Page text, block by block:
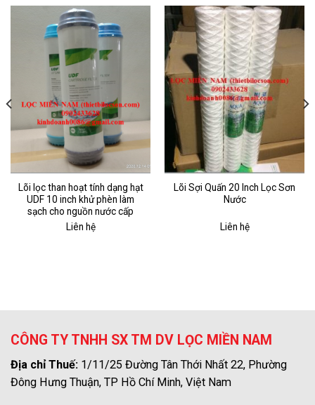
Lõi lọc than hoạt tính dạng hạt
UDF 10 inch khử phèn làm
sạch cho nguồn nước cấp
Liên hệ
Lõi Sợi Quấn 20 Inch Lọc Sơn
Nước
Liên hệ
CÔNG TY TNHH SX TM DV LỌC MIỀN NAM
Địa chỉ Thuế: 1/11/25 Đường Tân Thới Nhất 22, Phường
Đông Hưng Thuận, TP Hồ Chí Minh, Việt Nam